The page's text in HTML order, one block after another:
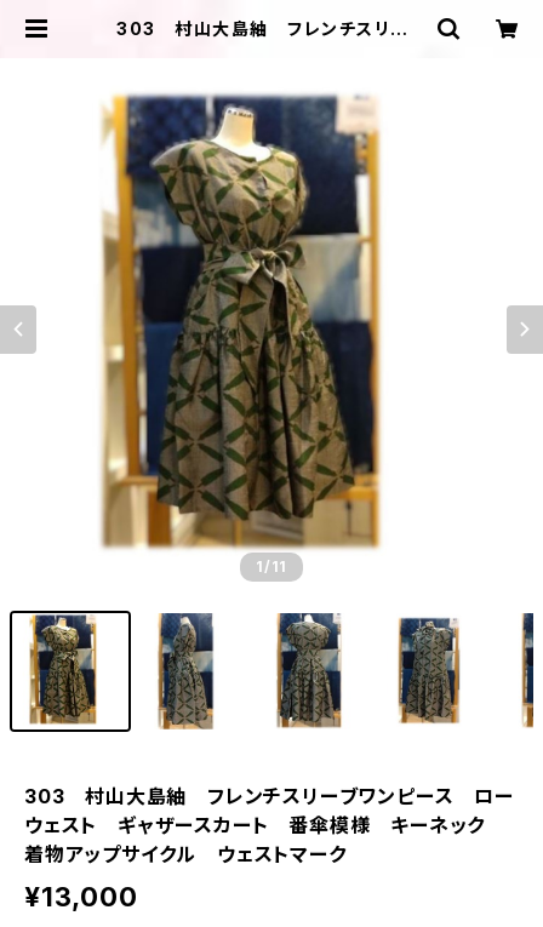
303 村山大島紬 フレンチスリーブ
ＩＬＩＫＡ ＤＥＳＩＧＮＳ
1 /11
303 村山大島紬 フレンチスリーブワンピース ロー
ウェスト ギャザースカート 番傘模様 キーネック
着物アップサイクル ウェストマーク
¥13,000